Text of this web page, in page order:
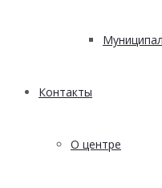
Контакты
О центре